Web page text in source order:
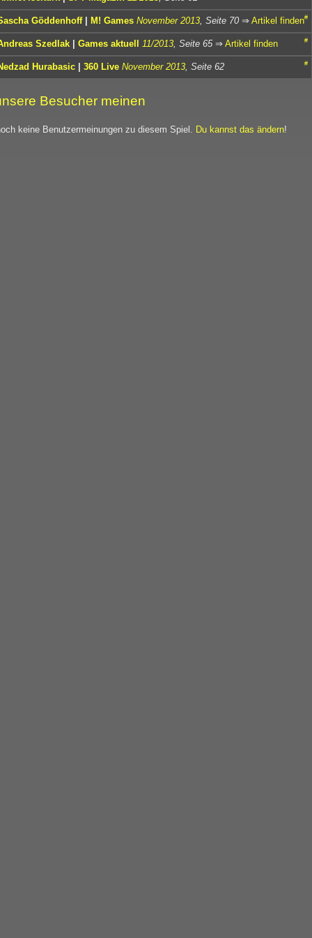
#
Göddenhoff| M! Games November 2013 , Seite 70 ⇒ Artikel finden
#
Szedlak | Games aktuell 11/2013 , Seite 65⇒ Artikel finden
#
Hurabasic | 360 Live November 2013 , Seite 62
Besucher meinen
keine Benutzermeinungen zu diesem Spiel. Du kannst das ändern!